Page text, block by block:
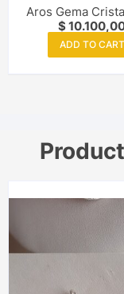
Aros Gema
$
ADD TO CART